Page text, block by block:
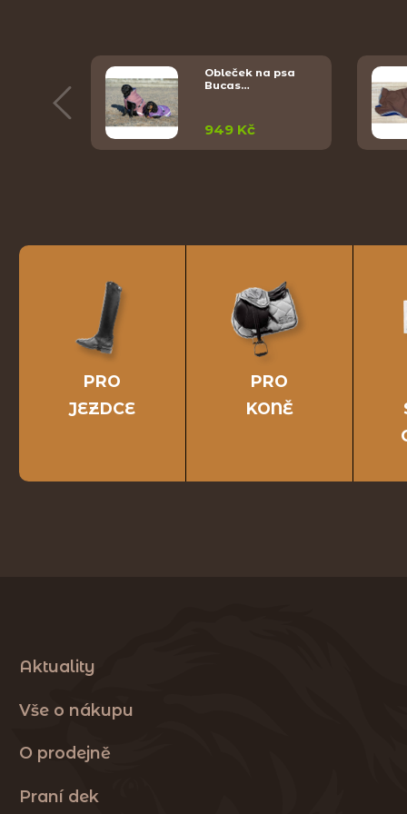
Obleček na psa
Bucas…
949 Kč
PRO
JEZDCE
PRO
KONĚ
Aktuality
Vše o nákupu
O prodejně
Praní dek